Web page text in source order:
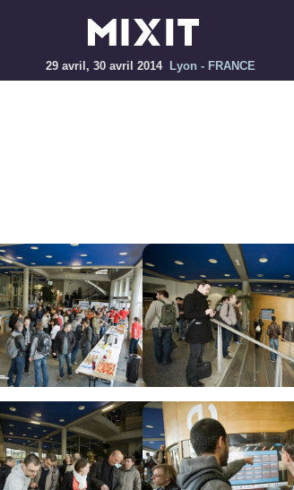
29 avril, 30 avril 2014 Lyon - FRANCE